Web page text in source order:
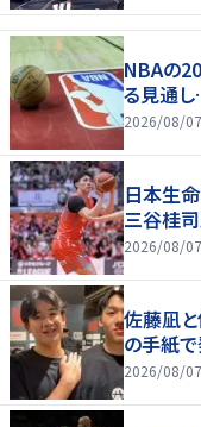
NBAの
る見通
2026/08/
日本生
三谷桂
2026/08/
佐藤凪
の手紙で
2026/08/